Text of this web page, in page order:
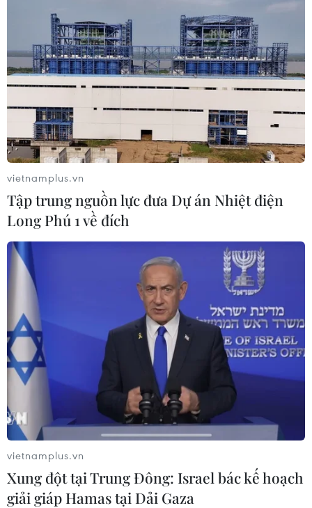
vietnamplus.vn
Tập trung nguồn lực đưa Dự án Nhiệt điện
Long Phú 1 về đích
vietnamplus.vn
Xung đột tại Trung Đông: Israel bác kế hoạch
giải giáp Hamas tại Dải Gaza